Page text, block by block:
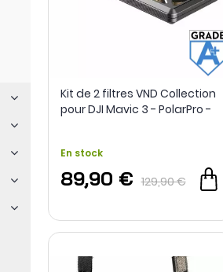
Kit de 2 filtres VND Collection
pour DJI Mavic 3 - PolarPro -
En stock
89,90 € 129,90 €